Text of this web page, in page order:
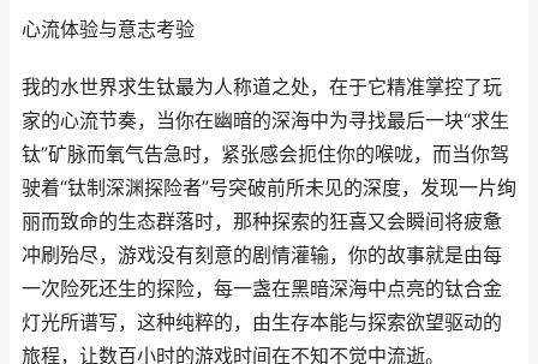
心流体验与意志考验
我的水世界求生钛最为人称道之处，在于它精准掌控了玩
家的心流节奏，当你在幽暗的深海中为寻找最后一块“求生
钛”矿脉而氧气告急时，紧张感会扼住你的喉咙，而当你驾
驶着“钛制深渊探险者”号突破前所未见的深度，发现一片绚
丽而致命的生态群落时，那种探索的狂喜又会瞬间将疲惫
冲刷殆尽，游戏没有刻意的剧情灌输，你的故事就是由每
一次险死还生的探险，每一盏在黑暗深海中点亮的钛合金
灯光所谱写，这种纯粹的，由生存本能与探索欲望驱动的
旅程，让数百小时的游戏时间在不知不觉中流逝。